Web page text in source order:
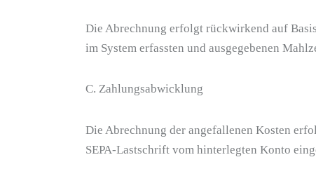
Die Abrechnung erfolgt rückwirkend auf
im System erfassten und ausgegebenen
C. Zahlungsabwicklung
Die Abrechnung der angefallenen Kosten
SEPA-Lastschrift vom hinterlegten Konto